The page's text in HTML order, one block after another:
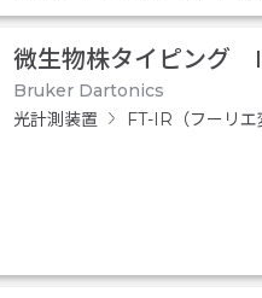
微生物株タイピング
Bruker Dartonics
光計測装置
FT-IR（フーリエ